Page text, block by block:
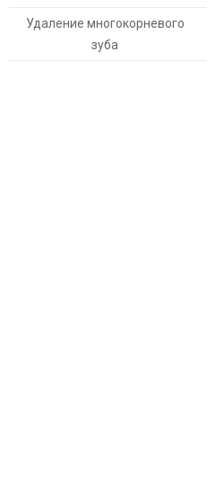
Удаление многокорневого
зуба